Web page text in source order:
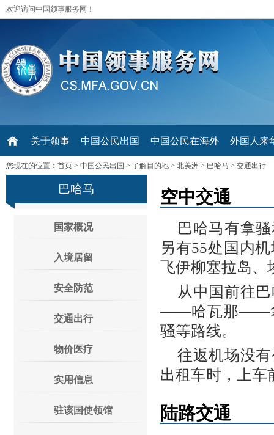
欢迎访问中国领事服务网！
关于领事 中国公民出国 中国公民在海外 外国人来
您现在的位置： 首页 > 中国公民出国 > 了解目的地 > 北美洲 > 巴哈马 > 交通出行
巴哈马
国家概况
入境居留
安全防范
交通出行
物价医疗
实用信息
驻该国使领馆
空中交通
巴哈马有拿
另有55处国内
飞伊柳塞拉岛
从中国前往
——哈瓦那——
骚等路线。
往返机场没
出租车时，上车
陆路交通